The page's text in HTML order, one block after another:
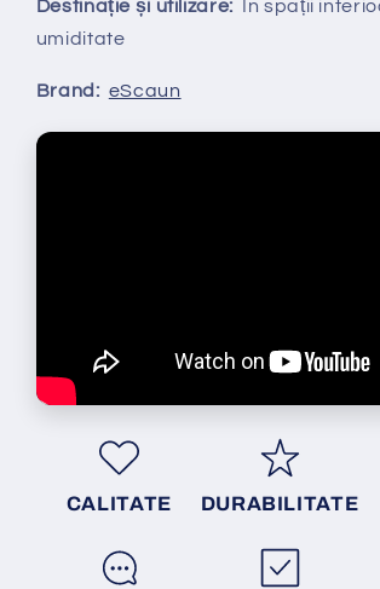
Destinație și utilizare: În spații
umiditate
Brand: eScaun
CALITATE DURABILITATE